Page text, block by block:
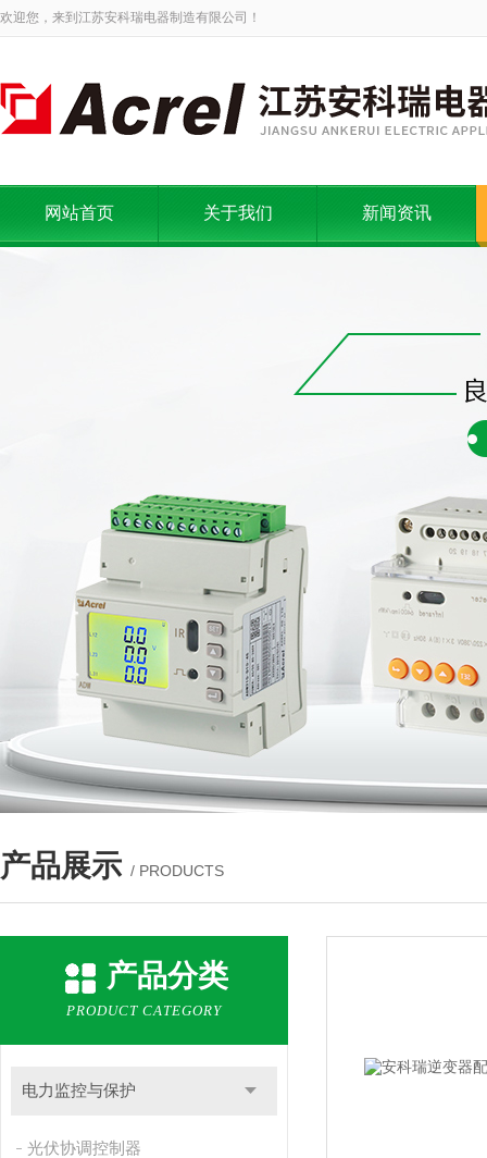
欢迎您，来到江苏安科瑞电器制造有限公司！
网站首页 关于我们 新闻资讯
产品展示 / PRODUCTS
产品分类
PRODUCT CATEGORY
电力监控与保护
光伏协调控制器